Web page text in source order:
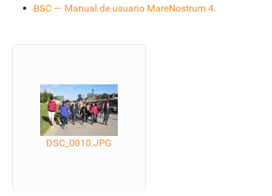
BSC — Manual de usuario MareNostrum 4.
DSC_0010.JPG